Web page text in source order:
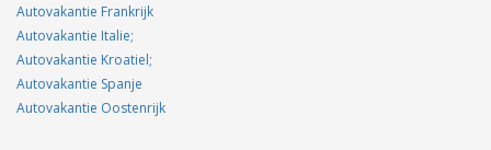
Autovakantie Frankrijk
Autovakantie Italie;
Autovakantie Kroatiel;
Autovakantie Spanje
Autovakantie Oostenrijk